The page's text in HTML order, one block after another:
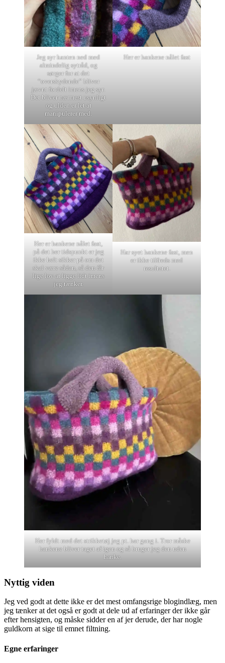
Jeg syr kanten ned med
almindelig sytråd, og
sørger for at det
“overskydende” bliver
jævnt fordelt imens jeg syr.
Det bliver nærmest usynligt
og ulden er let at
manipulerer med.
Her er hankene nålet fast
Her er hankene nålet fast,
på det her tidspunkt er jeg
ikke helt sikker på om det
skal være sådan, så den får
lige lov at ligge lidt imens
jeg tænker.
Har syet hankene fast, men
er ikke tilfreds med
resultatet.
Her fyldt med det strikketøj jeg pt. har gang i. Tror måske
hankene bliver taget af igen og så bruger jeg den uden
hanke.
Nyttig viden
Jeg ved godt at dette ikke er det mest omfangsrige blogindlæg, men
jeg tænker at det også er godt at dele ud af erfaringer der ikke går
efter hensigten, og måske sidder en af jer derude, der har nogle
guldkorn at sige til emnet filtning.
Egne erfaringer